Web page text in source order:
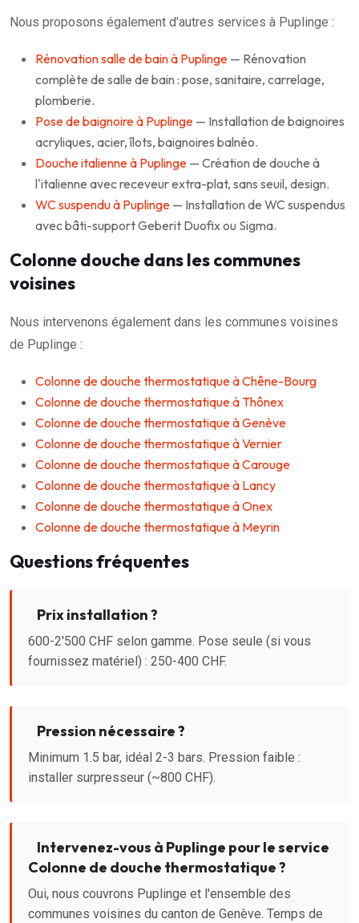
Nous proposons également d'autres services à Puplinge :
Rénovation salle de bain à Puplinge — Rénovation
complète de salle de bain : pose, sanitaire, carrelage,
plomberie.
Pose de baignoire à Puplinge — Installation de baignoires
acryliques, acier, îlots, baignoires balnéo.
Douche italienne à Puplinge — Création de douche à
l'italienne avec receveur extra-plat, sans seuil, design.
WC suspendu à Puplinge — Installation de WC suspendus
avec bâti-support Geberit Duofix ou Sigma.
Colonne douche dans les communes
voisines
Nous intervenons également dans les communes voisines
de Puplinge :
Colonne de douche thermostatique à Chêne-Bourg
Colonne de douche thermostatique à Thônex
Colonne de douche thermostatique à Genève
Colonne de douche thermostatique à Vernier
Colonne de douche thermostatique à Carouge
Colonne de douche thermostatique à Lancy
Colonne de douche thermostatique à Onex
Colonne de douche thermostatique à Meyrin
Questions fréquentes
Prix installation ?
600-2'500 CHF selon gamme. Pose seule (si vous
fournissez matériel) : 250-400 CHF.
Pression nécessaire ?
Minimum 1.5 bar, idéal 2-3 bars. Pression faible :
installer surpresseur (~800 CHF).
Intervenez-vous à Puplinge pour le service
Colonne de douche thermostatique ?
Oui, nous couvrons Puplinge et l'ensemble des
communes voisines du canton de Genève. Temps de